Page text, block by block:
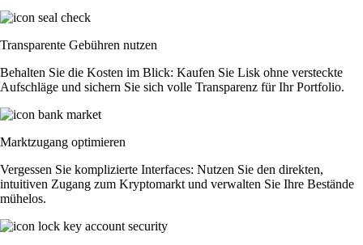
Transparente Gebühren nutzen
Behalten Sie die Kosten im Blick: Kaufen Sie Lisk ohne versteckte
Aufschläge und sichern Sie sich volle Transparenz für Ihr Portfolio.
Marktzugang optimieren
Vergessen Sie komplizierte Interfaces: Nutzen Sie den direkten,
intuitiven Zugang zum Kryptomarkt und verwalten Sie Ihre Bestände
mühelos.